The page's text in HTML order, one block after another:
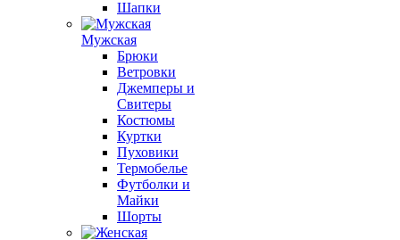
Шапки
Мужская
Брюки
Ветровки
Джемперы и
Свитеры
Костюмы
Куртки
Пуховики
Термобелье
Футболки и
Майки
Шорты